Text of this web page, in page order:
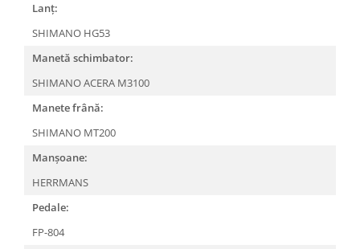
Lanț:
SHIMANO HG53
Manetă schimbator:
SHIMANO ACERA M3100
Manete frână:
SHIMANO MT200
Manșoane:
HERRMANS
Pedale:
FP-804